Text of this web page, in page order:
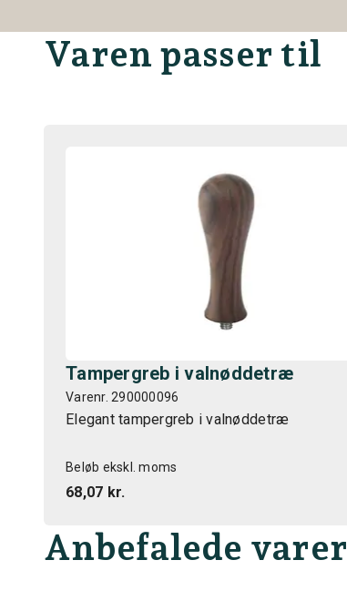
Varen passer til
Tampergreb i valnøddetræ
Varenr. 290000096
Elegant tampergreb i valnøddetræ
Beløb ekskl. moms
68,07 kr.
Anbefalede varer